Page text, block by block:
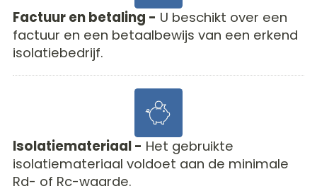
Factuur en betaling - U beschikt over een
factuur en een betaalbewijs van een erkend
isolatiebedrijf.
Isolatiemateriaal - Het gebruikte
isolatiemateriaal voldoet aan de minimale
Rd- of Rc-waarde.